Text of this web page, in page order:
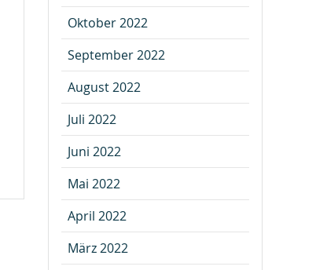
Oktober 2022
September 2022
August 2022
Juli 2022
Juni 2022
Mai 2022
April 2022
März 2022